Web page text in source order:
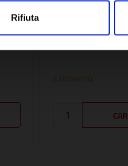
Rifiuta
161,92€
SU RICHIESTA